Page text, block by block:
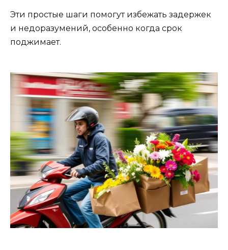
Эти простые шаги помогут избежать задержек
и недоразумений, особенно когда срок
поджимает.